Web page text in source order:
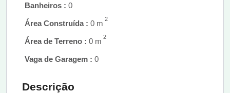
Banheiros : 0
Área Construída : 0 m 2
Área de Terreno : 0 m 2
Vaga de Garagem : 0
Descrição